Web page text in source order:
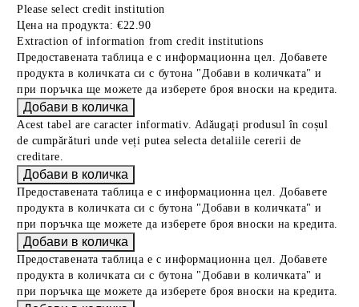
Please select credit institution
Цена на продукта: €22.90
Extraction of information from credit institutions
Предоставената таблица е с информационна цел. Добавете
продукта в количката си с бутона "Добави в количката" и
при поръчка ще можете да изберете броя вноски на кредита.
Acest tabel are caracter informativ. Adăugați produsul în coșul
de cumpărături unde veți putea selecta detaliile cererii de
creditare.
Предоставената таблица е с информационна цел. Добавете
продукта в количката си с бутона "Добави в количката" и
при поръчка ще можете да изберете броя вноски на кредита.
Предоставената таблица е с информационна цел. Добавете
продукта в количката си с бутона "Добави в количката" и
при поръчка ще можете да изберете броя вноски на кредита.